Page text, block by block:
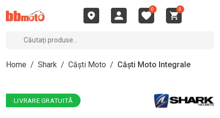
0 0
Home / Shark / Căști Moto / Căști Moto Integrale
LIVRARE GRATUITĂ